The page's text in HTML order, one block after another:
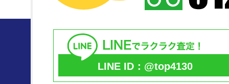
LINE ID：@top4130